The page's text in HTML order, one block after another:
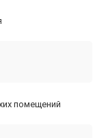
помещений